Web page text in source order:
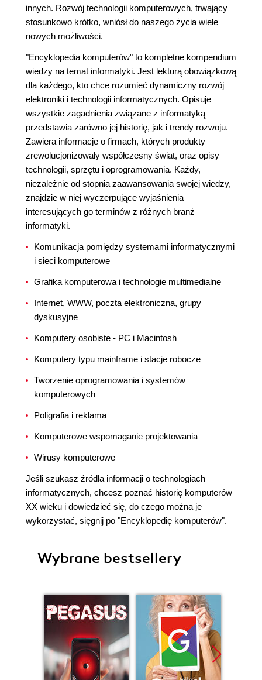
innych. Rozwój technologii komputerowych, trwający
stosunkowo krótko, wniósł do naszego życia wiele
nowych możliwości.
"Encyklopedia komputerów" to kompletne kompendium
wiedzy na temat informatyki. Jest lekturą obowiązkową
dla każdego, kto chce rozumieć dynamiczny rozwój
elektroniki i technologii informatycznych. Opisuje
wszystkie zagadnienia związane z informatyką
przedstawia zarówno jej historię, jak i trendy rozwoju.
Zawiera informacje o firmach, których produkty
zrewolucjonizowały współczesny świat, oraz opisy
technologii, sprzętu i oprogramowania. Każdy,
niezależnie od stopnia zaawansowania swojej wiedzy,
znajdzie w niej wyczerpujące wyjaśnienia
interesujących go terminów z różnych branż
informatyki.
Komunikacja pomiędzy systemami informatycznymi
i sieci komputerowe
Grafika komputerowa i technologie multimedialne
Internet, WWW, poczta elektroniczna, grupy
dyskusyjne
Komputery osobiste - PC i Macintosh
Komputery typu mainframe i stacje robocze
Tworzenie oprogramowania i systemów
komputerowych
Poligrafia i reklama
Komputerowe wspomaganie projektowania
Wirusy komputerowe
Jeśli szukasz źródła informacji o technologiach
informatycznych, chcesz poznać historię komputerów
XX wieku i dowiedzieć się, do czego można je
wykorzystać, sięgnij po "Encyklopedię komputerów".
Wybrane bestsellery